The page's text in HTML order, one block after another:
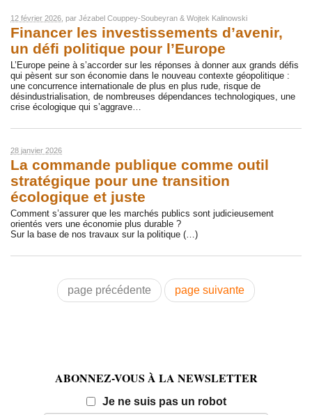
12 février 2026 , par Jézabel Couppey-Soubeyran & Wojtek Kalinowski
Financer les investissements d’avenir,
un défi politique pour l’Europe
L’Europe peine à s’accorder sur les réponses à donner aux grands défis
qui pèsent sur son économie dans le nouveau contexte géopolitique :
une concurrence internationale de plus en plus rude, risque de
désindustrialisation, de nombreuses dépendances technologiques, une
crise écologique qui s’aggrave…
28 janvier 2026
La commande publique comme outil
stratégique pour une transition
écologique et juste
Comment s’assurer que les marchés publics sont judicieusement
orientés vers une économie plus durable ?
Sur la base de nos travaux sur la politique (…)
page précédente page suivante
ABONNEZ-VOUS À LA NEWSLETTER
Je ne suis pas un robotEmail